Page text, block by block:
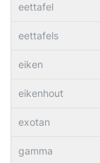
eettafel
eettafels
eiken
eikenhout
exotan
gamma